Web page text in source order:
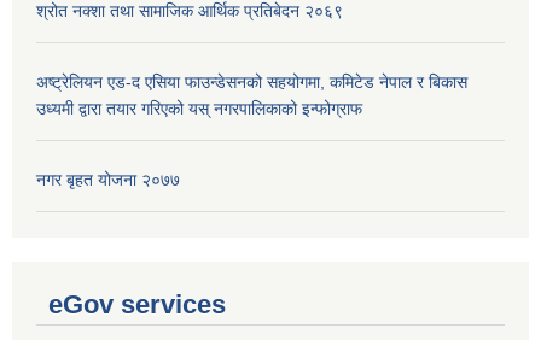
श्रोत नक्शा तथा सामाजिक आर्थिक प्रतिबेदन २०६९
अष्ट्रेलियन एड-द एसिया फाउन्डेसनको सहयोगमा, कमिटेड नेपाल र बिकास
उध्यमी द्वारा तयार गरिएको यस् नगरपालिकाको इन्फोग्राफ
नगर बृहत योजना २०७७
eGov services